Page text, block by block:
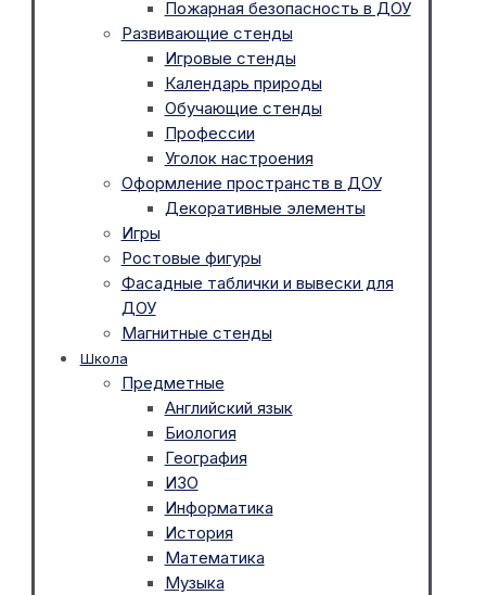
Пожарная безопасность в ДОУ
Развивающие стенды
Игровые стенды
Календарь природы
Обучающие стенды
Профессии
Уголок настроения
Оформление пространств в ДОУ
Декоративные элементы
Игры
Ростовые фигуры
Фасадные таблички и вывески для
ДОУ
Магнитные стенды
Школа
Предметные
Английский язык
Биология
География
ИЗО
Информатика
История
Математика
Музыка